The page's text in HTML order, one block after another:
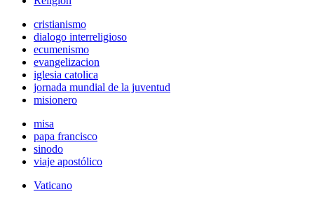
cristianismo
dialogo interreligioso
ecumenismo
evangelizacion
iglesia catolica
jornada mundial de la juventud
misionero
misa
papa francisco
sinodo
viaje apostólico
Vaticano